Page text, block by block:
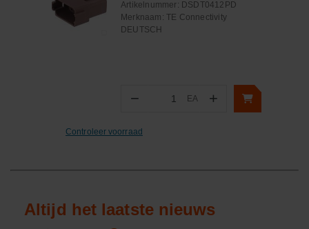
Artikelnummer: DSDT0412PD
Merknaam: TE Connectivity
DEUTSCH
− Aantal
EA +
Controleer voorraad
Altijd het laatste nieuws